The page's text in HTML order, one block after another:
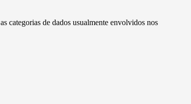
categorias de dados usualmente envolvidos nos